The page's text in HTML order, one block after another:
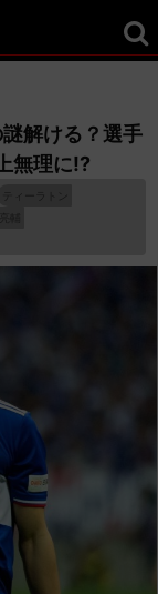
解ける？選手
無理に!?